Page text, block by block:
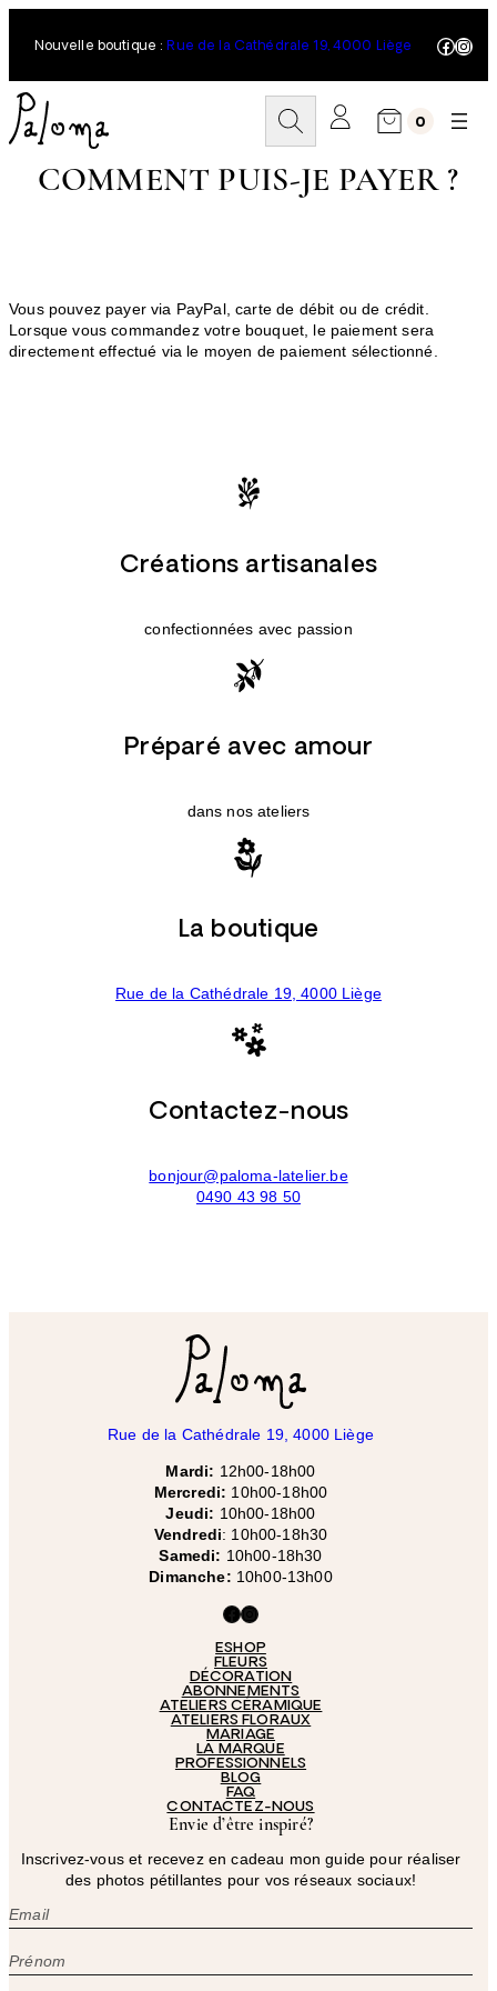
Nouvelle boutique : Rue de la Cathédrale 19, 4000 Liège
c
h
e
0
COMMENT PUIS-JE PAYER ?
Vous pouvez payer via PayPal, carte de débit ou de crédit.
Lorsque vous commandez votre bouquet, le paiement sera
directement effectué via le moyen de paiement sélectionné.
Créations artisanales
confectionnées avec passion
Préparé avec amour
dans nos ateliers
La boutique
Rue de la Cathédrale 19, 4000 Liège
Contactez-nous
bonjour@paloma-latelier.be
0490 43 98 50
Rue de la Cathédrale 19, 4000 Liège
Mardi: 12h00-18h00
Mercredi: 10h00-18h00
Jeudi: 10h00-18h00
Vendredi: 10h00-18h30
Samedi: 10h00-18h30
Dimanche: 10h00-13h00
Facebook Instagram
ESHOP
FLEURS
DÉCORATION
ABONNEMENTS
ATELIERS CÉRAMIQUE
ATELIERS FLORAUX
MARIAGE
LA MARQUE
PROFESSIONNELS
BLOG
FAQ
CONTACTEZ-NOUS
Envie d’être inspiré?
Inscrivez-vous et recevez en cadeau mon guide pour réaliser
des photos pétillantes pour vos réseaux sociaux!